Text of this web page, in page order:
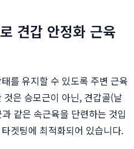
견갑 안정화 근육
를 유지할 수 있도록 주변 근육
은 승모근이 아닌, 견갑골(날
같은 속근육을 단련하는 것입
겟팅에 최적화되어 있습니다.